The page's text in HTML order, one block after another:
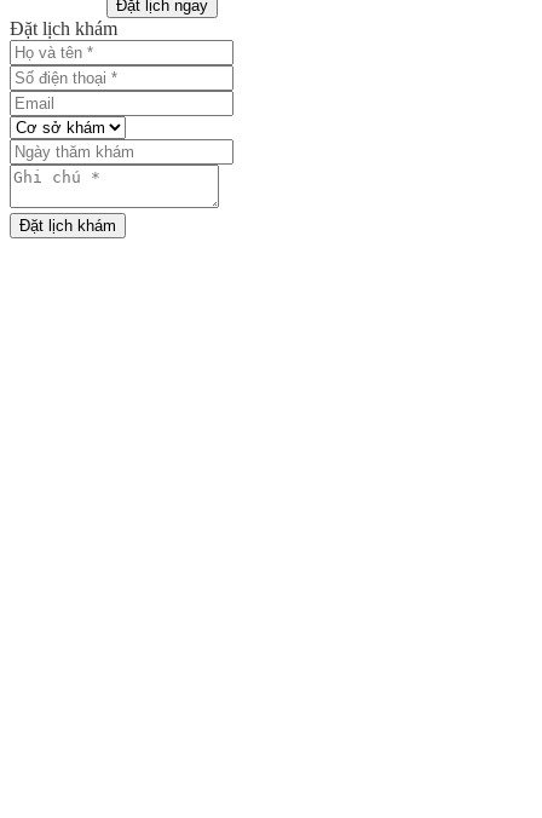
Đặt lịch ngay
Đặt lịch khám
Đặt lịch khám